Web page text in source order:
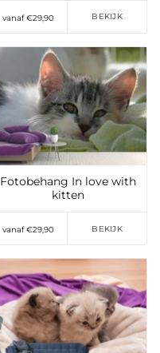
vanaf €29,90 BEKIJK
Toevoegen aan
verlanglijst
Fotobehang In love with
kitten
vanaf €29,90 BEKIJK
Toevoegen aan
verlanglijst